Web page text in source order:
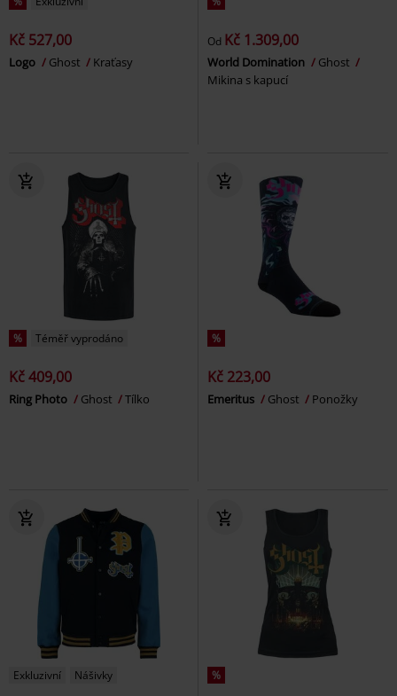
Kč 527,00
Logo Ghost Kraťasy
Od Kč 1.309,00
World Domination
Ghost
Mikina s kapucí
% Téměř vyprodáno
Kč 409,00
Ring Photo Ghost Tílko
%
Kč 223,00
Emeritus Ghost Ponožky
Exkluzivní Nášivky %